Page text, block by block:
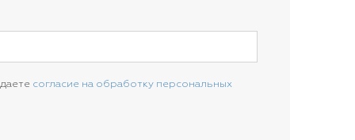
согласие на обработку персональных